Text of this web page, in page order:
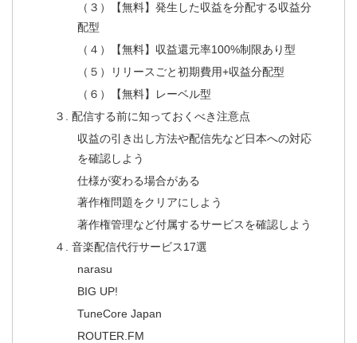
（３）【無料】発生した収益を分配する収益分
配型
（４）【無料】収益還元率100%制限あり型
（５）リリースごと初期費用+収益分配型
（６）【無料】レーベル型
３. 配信する前に知っておくべき注意点
収益の引き出し方法や配信先など日本への対応
を確認しよう
仕様が変わる場合がある
著作権問題をクリアにしよう
著作権管理など付属するサービスを確認しよう
４. 音楽配信代行サービス17選
narasu
BIG UP!
TuneCore Japan
ROUTER.FM